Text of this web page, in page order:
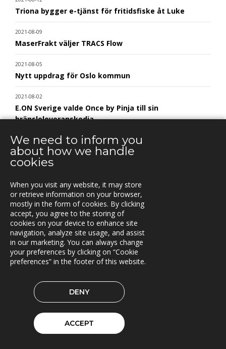
Triona bygger e-tjänst för fritidsfiske åt Luke
2021-08-09
MaserFrakt väljer TRACS Flow
2021-08-05
Nytt uppdrag för Oslo kommun
2021-08-02
E.ON Sverige valde Once by Pinja till sin
bränsleleveranskedja
2021-06-07
Fraktkedjan AB har driftsatt TRACS Flow
Beläggningssystem till Statens vegvesen
2021-04-12
Bergkvist siljan i insjön inför C-Load
2021-04-06
C-Load - utökat stöd för hållbara transporter
TRACS Flow i drift hos Söderhamns LBC
2021-03-15
Kunderna nöjda med Triona
2021-03-08
We need to inform you
about how we handle
cookies
When you visit any website, it may store
or retrieve information on your browser,
mostly in the form of cookies. By clicking
accept, you agree to the storing of
cookies on your device to enhance site
navigation, analyze site usage, and assist
in our marketing. You can always change
your preferences by clicking on “Cookie
preferences” in the footer of this website.
DENY
ACCEPT